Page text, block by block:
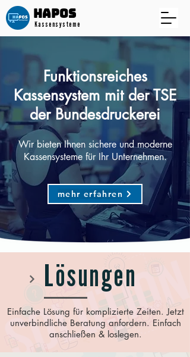
HAPOS​
Kassensysteme
Funktionsreiches
Kassensystem mit der TSE
derBundesdruckerei
Wir bieten Ihnen sichere und moderne
Kassensysteme für Ihr Unternehmen.
mehr erfahren
Lösungen
Einfache Lösung für komplizierte Zeiten. Jetzt
unverbindliche Beratung anfordern. Einfach
anschließen & loslegen.